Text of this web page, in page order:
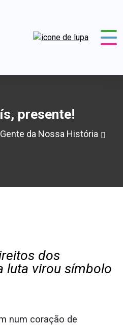
presente!
Gente da Nossa História
dos
luta virou símbolo
num coração de